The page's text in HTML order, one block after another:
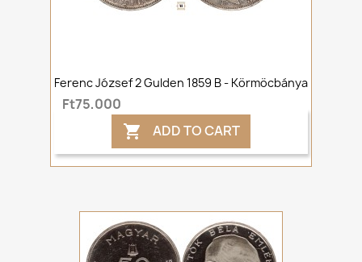
Ferenc József 2 Gulden 1859 B - Körmöcbánya
Ft75,000
 ADD TO CART